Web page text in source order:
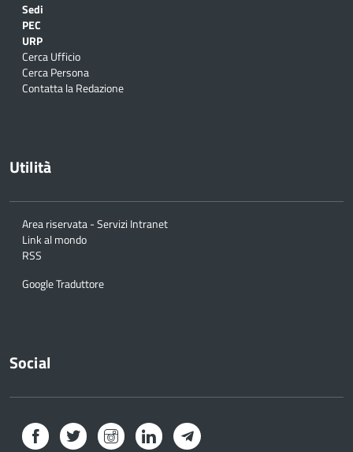
Sedi
PEC
URP
Cerca Ufficio
Cerca Persona
Contatta la Redazione
Utilità
Area riservata - Servizi Intranet
Link al mondo
RSS
Google Traduttore
Social
Facebook Twitter InstagramLinkedInTelegram